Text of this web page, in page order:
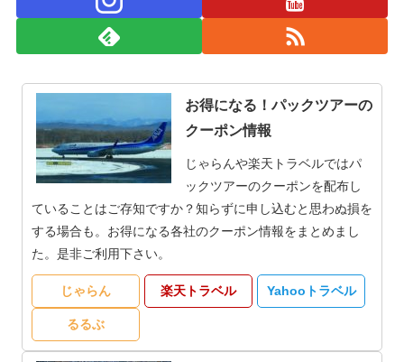
お得になる！パックツアーの
クーポン情報
じゃらんや楽天トラベルではパ
ックツアーのクーポンを配布し
ていることはご存知ですか？知らずに申し込むと思わぬ損を
する場合も。お得になる各社のクーポン情報をまとめまし
た。是非ご利用下さい。
じゃらん 楽天トラベル Yahooトラベル
るるぶ